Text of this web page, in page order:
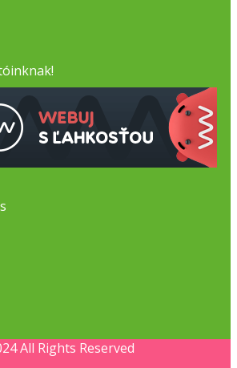
All Rights Reserved